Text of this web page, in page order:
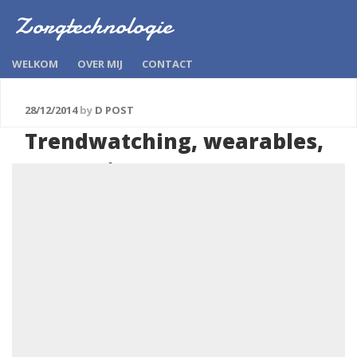
Zorgtechnologie
WELKOM OVER MIJ CONTACT
28/12/2014by D POST
Trendwatching, wearables,
rust, ruimte en ……..